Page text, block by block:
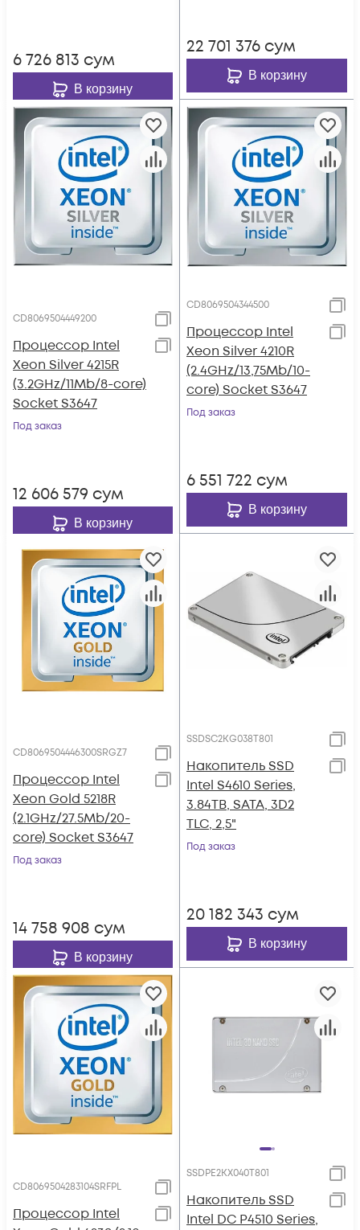
6 726 813 сум
В корзину
22 701 376 сум
В корзину
CD8069504449200
Процессор Intel
Xeon Silver 4215R
(3.2GHz/11Mb/8-core)
Socket S3647
Под заказ
12 606 579 сум
В корзину
CD8069504344500
Процессор Intel
Xeon Silver 4210R
(2.4GHz/13,75Mb/10-
core) Socket S3647
Под заказ
6 551 722 сум
В корзину
CD8069504446300SRGZ7
Процессор Intel
Xeon Gold 5218R
(2.1GHz/27.5Mb/20-
core) Socket S3647
Под заказ
14 758 908 сум
В корзину
SSDSC2KG038T801
Накопитель SSD
Intel S4610 Series,
3.84TB, SATA, 3D2
TLC, 2,5"
Под заказ
20 182 343 сум
В корзину
CD8069504283104SRFPL
Процессор Intel
SSDPE2KX040T801
Накопитель SSD
Intel DC P4510 Series,